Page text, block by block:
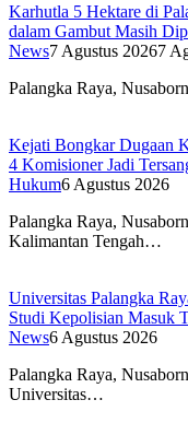
Karhutla 5 Hektare di
dalam Gambut Masih
News7 Agustus 20267
Palangka Raya,
Kejati Bongkar Dugaan
4 Komisioner Jadi
Hukum6 Agustus 2026
Palangka Raya,
Kalimantan Tengah…
Universitas Palangka
Studi Kepolisian Masuk
News6 Agustus 2026
Palangka Raya,
Universitas…